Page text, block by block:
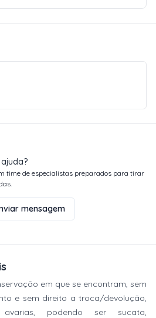
time de especialistas preparados para tirar
mensagem
em que se encontram, sem
e sem direito a troca/devolução,
avarias, podendo ser sucata,